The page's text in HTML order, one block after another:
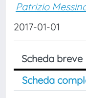
Patrizio
2017-01-01
Scheda breve
Scheda